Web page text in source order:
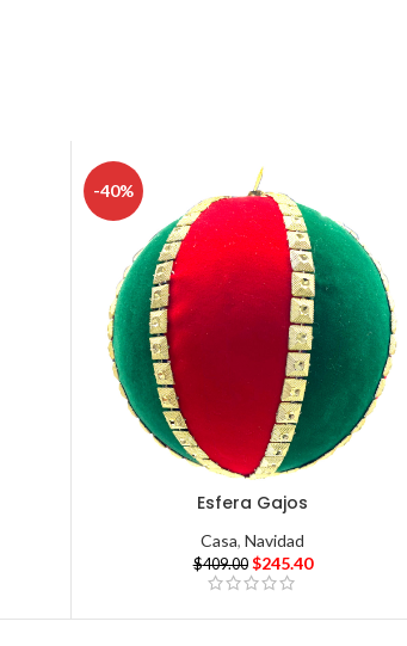
-40%
Esfera Gajos
Casa,Navidad
$409.00 $245.40